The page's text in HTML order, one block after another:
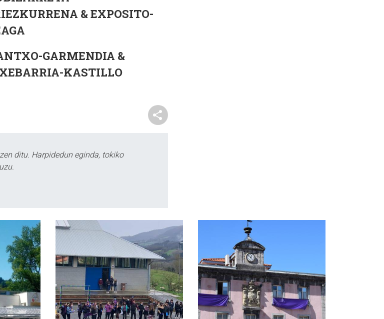
& EXPOSITO-
GARMENDIA &
KASTILLO
ditu. Harpidedun eginda, tokiko